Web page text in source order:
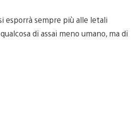
esporrà sempre più alle letali
di assai meno umano, ma di